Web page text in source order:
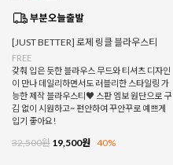
[JUST BETTER] 로제 링클 블라우스티
FREE
갖춰 입은 듯한 블라우스 무드와 티셔츠 디자인
이 만나 데일리하면서도 러블리한 스타일링 가
능한 제작 블라우스티♥ 스판 엠보 원단으로 구
김 없이 시원하고~ 편안하여 꾸안꾸로 예쁘게
입기 좋아요!
32,500원 19,500원 40%